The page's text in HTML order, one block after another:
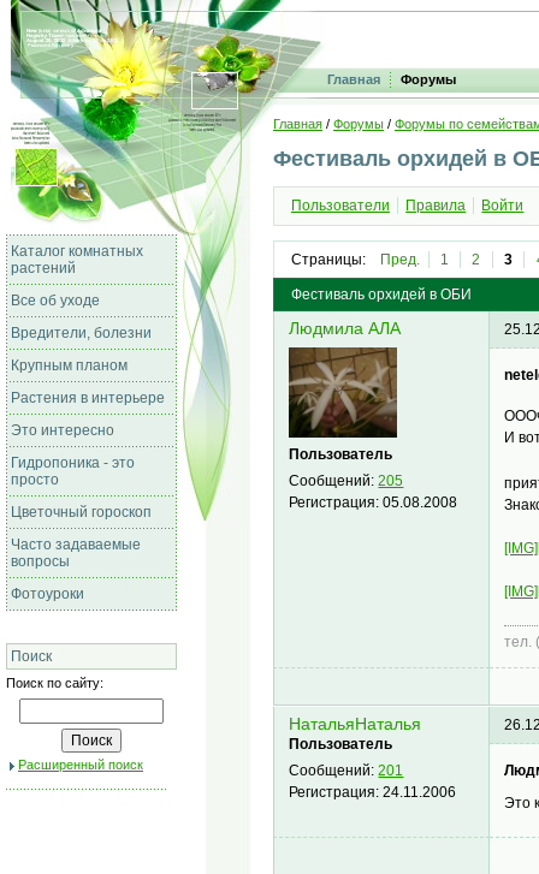
Главная Форумы
Каталог комнатных
растений
Все об уходе
Вредители, болезни
Крупным планом
Растения в интерьере
Это интересно
Гидропоника - это
просто
Цветочный гороскоп
Часто задаваемые
вопросы
Фотоуроки
Поиск
Поиск по сайту:
Расширенный поиск
Главная / Форумы / Форумы по
Фестиваль орхидей в
Пользователи Правила Войти
Страницы: Пред. 1 2 3
Фестиваль орхидей в ОБИ
Людмила АЛА
Пользователь
Сообщений:205
Регистрация:05.08.2008
И
тел.
НатальяНаталья
Пользователь
Сообщений:201
Регистрация:24.11.2006
Это